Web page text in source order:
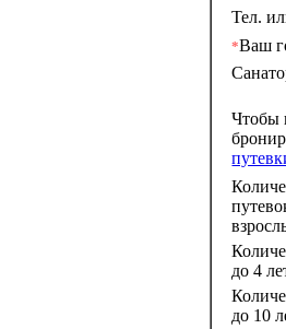
Тел.
*Ваш
Чтобы
до 4
до 10